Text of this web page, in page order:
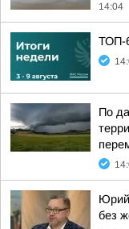
14:04
ТОП-
По
Юрий
без